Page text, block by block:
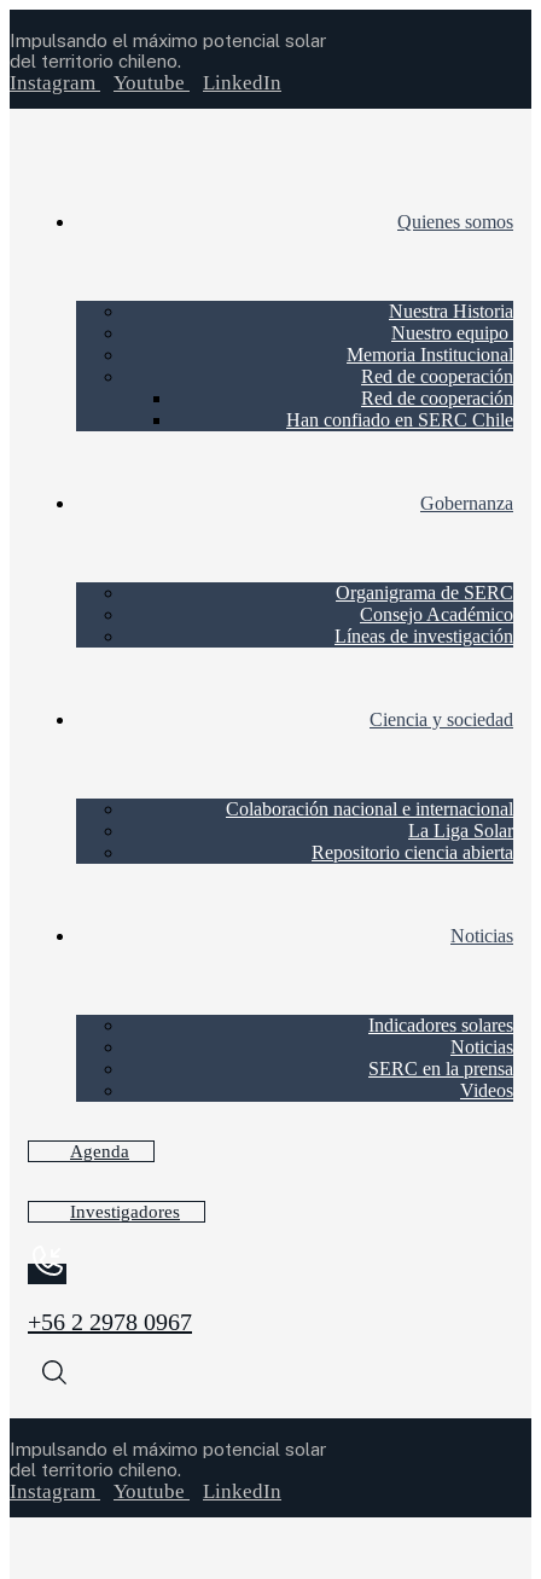
Impulsando el máximo potencial solar
del territorio chileno.
Instagram Youtube LinkedIn
Quienes somos
Nuestra Historia
Nuestro equipo
Memoria Institucional
Red de cooperación
Red de cooperación
Han confiado en SERC Chile
Gobernanza
Organigrama de SERC
Consejo Académico
Líneas de investigación
Ciencia y sociedad
Colaboración nacional e internacional
La Liga Solar
Repositorio ciencia abierta
Noticias
Indicadores solares
Noticias
SERC en la prensa
Videos
Agenda
Investigadores
+56 2 2978 0967
Impulsando el máximo potencial solar
del territorio chileno.
Instagram Youtube LinkedIn